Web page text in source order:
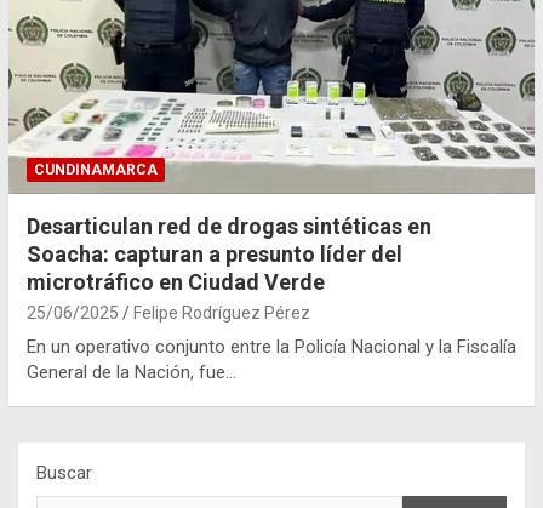
CUNDINAMARCA
Desarticulan red de drogas sintéticas en
Soacha: capturan a presunto líder del
microtráfico en Ciudad Verde
25/06/2025 Felipe Rodríguez Pérez
En un operativo conjunto entre la Policía Nacional y la Fiscalía
General de la Nación, fue…
Buscar